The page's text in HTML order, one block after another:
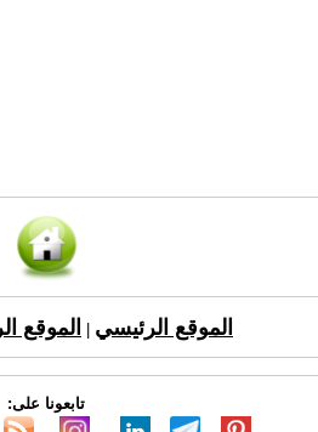
الموقع الرئيسي الموقع
تابعونا على: